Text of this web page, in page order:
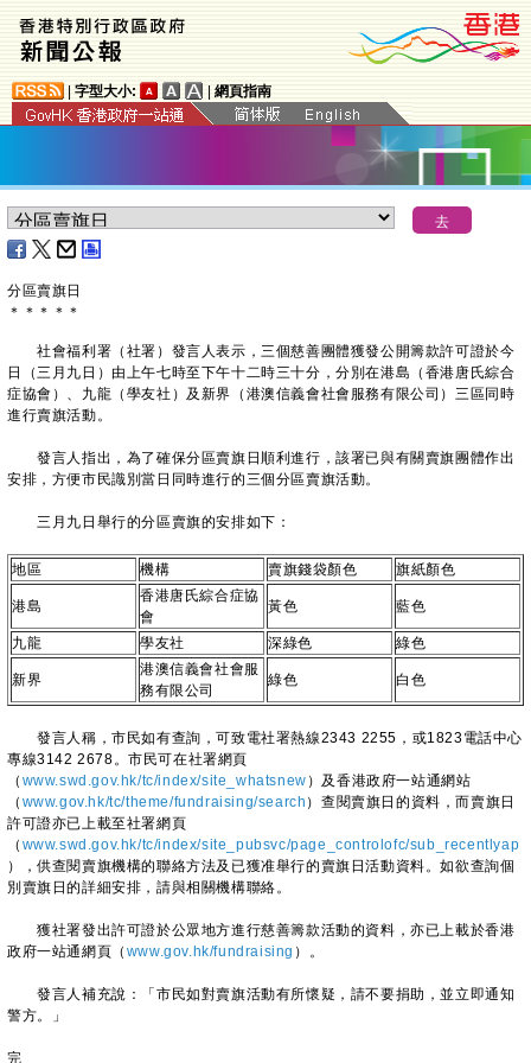
字型大小: 網頁指南
分區賣旗日
＊ ＊ ＊ ＊ ＊
社會福利署（社署）發言人表示，三個慈善團體獲發公開籌款許可證於今
日（三月九日）由上午七時至下午十二時三十分，分別在港島（香港唐氏綜合
症協會）、九龍（學友社）及新界（港澳信義會社會服務有限公司）三區同時
進行賣旗活動。
發言人指出，為了確保分區賣旗日順利進行，該署已與有關賣旗團體作出
安排，方便市民識別當日同時進行的三個分區賣旗活動。
三月九日舉行的分區賣旗的安排如下：
地區 機構 賣旗錢袋顏色 旗紙顏色
港島
香港唐氏綜合症協
會
黃色 藍色
九龍 學友社 深綠色 綠色
新界
港澳信義會社會服
務有限公司
綠色 白色
發言人稱，市民如有查詢，可致電社署熱線2343 2255，或1823電話中心
專線3142 2678。市民可在社署網頁
（ www.swd.gov.hk/tc/index/site_whatsnew ）及香港政府一站通網站
（ www.gov.hk/tc/theme/fundraising/search ）查閱賣旗日的資料，而賣旗日
許可證亦已上載至社署網頁
（ www.swd.gov.hk/tc/index/site_pubsvc/page_controlofc/sub_recentlyap
），供查閱賣旗機構的聯絡方法及已獲准舉行的賣旗日活動資料。如欲查詢個
別賣旗日的詳細安排，請與相關機構聯絡。
獲社署發出許可證於公眾地方進行慈善籌款活動的資料，亦已上載於香港
政府一站通網頁（ www.gov.hk/fundraising ）。
發言人補充說：「市民如對賣旗活動有所懷疑，請不要捐助，並立即通知
警方。」
完